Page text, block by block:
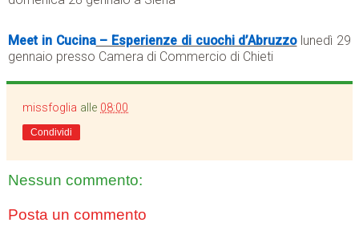
Meet in Cucina– Esperienze di cuochi d’Abruzzolunedì 29
gennaio presso Camera di Commercio di Chieti
missfoglia alle 08:00
Condividi
Nessun commento:
Posta un commento